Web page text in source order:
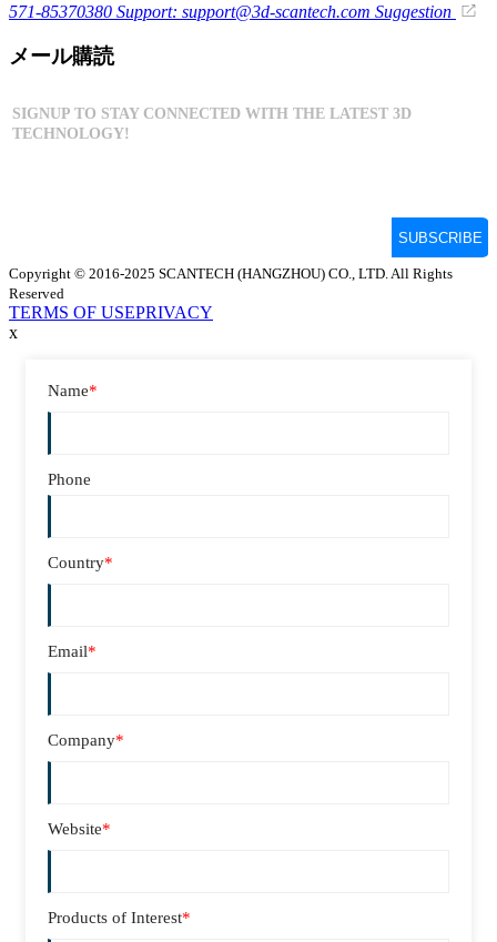
571-85370380 Support: support@3d-scantech.com Suggestion
メール購読
Copyright © 2016-2025 SCANTECH (HANGZHOU) CO., LTD. All Rights
Reserved
TERMS OF USEPRIVACY
x
Name*
Phone
Country*
Email*
Company*
Website*
Products of Interest*